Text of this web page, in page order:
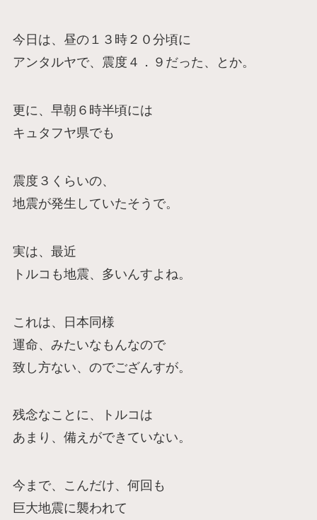
今日は、昼の１３時２０分頃に
アンタルヤで、震度４．９だった、とか。
更に、早朝６時半頃には
キュタフヤ県でも
震度３くらいの、
地震が発生していたそうで。
実は、最近
トルコも地震、多いんすよね。
これは、日本同様
運命、みたいなもんなので
致し方ない、のでござんすが。
残念なことに、トルコは
あまり、備えができていない。
今まで、こんだけ、何回も
巨大地震に襲われて